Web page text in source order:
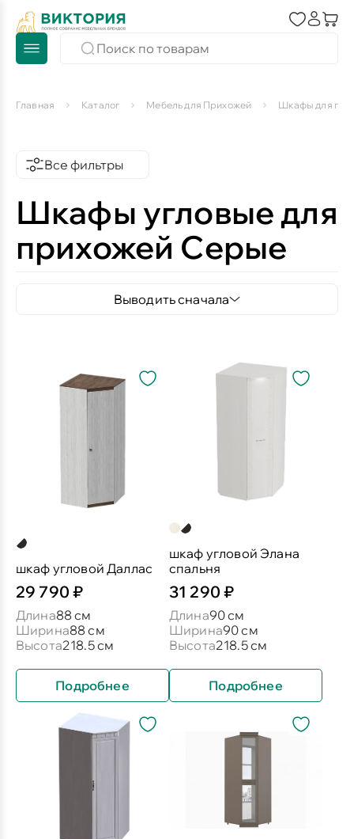
Главная Каталог Мебель для Прихожей Шкафы для
Все фильтры
Шкафы угловые для
прихожей Серые
Выводить сначала
шкаф угловой Даллас
29 790 ₽
Длина88 см
Ширина88 см
Высота218.5 см
Подробнее
шкаф угловой Элана
спальня
31 290 ₽
Длина90 см
Ширина90 см
Высота218.5 см
Подробнее